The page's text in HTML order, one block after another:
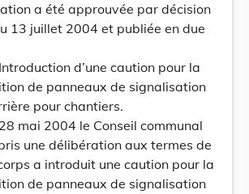
a été approuvée par décision
13 juillet 2004 et publiée en due
d’une caution pour la
de panneaux de signalisation
pour chantiers.
mai 2004 le Conseil communal
une délibération aux termes de
a introduit une caution pour la
de panneaux de signalisation